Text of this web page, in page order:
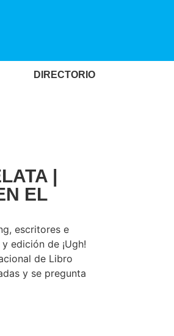
DIRECTORIO
|
EL
escritores e
edición de ¡Ugh!
de Libro
y se pregunta